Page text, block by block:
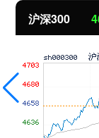
沪深300